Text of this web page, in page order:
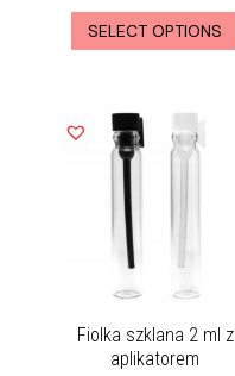
SELECT OPTIONS
Fiolka szklana 2 ml z
aplikatorem